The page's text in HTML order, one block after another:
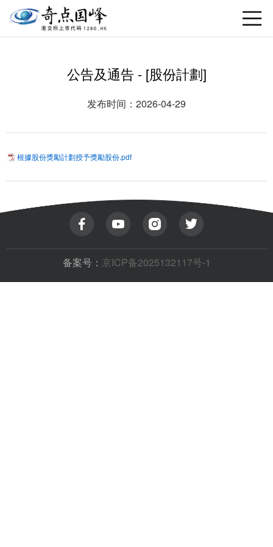
公告及通告 - [股份計劃]
发布时间：2026-04-29
根據股份獎勵計劃授予獎勵股份.pdf
备案号： 京ICP备2025132117号-1